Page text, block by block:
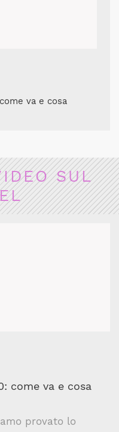
va e cosa
SUL
come va e cosa
provato lo